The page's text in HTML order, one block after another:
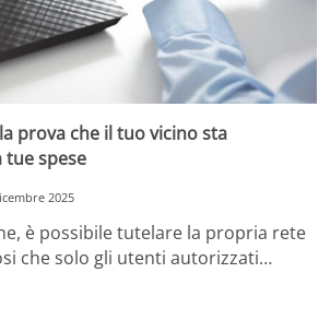
prova che il tuo vicino sta
tue spese
2025
è possibile tutelare la propria rete
che solo gli utenti autorizzati…